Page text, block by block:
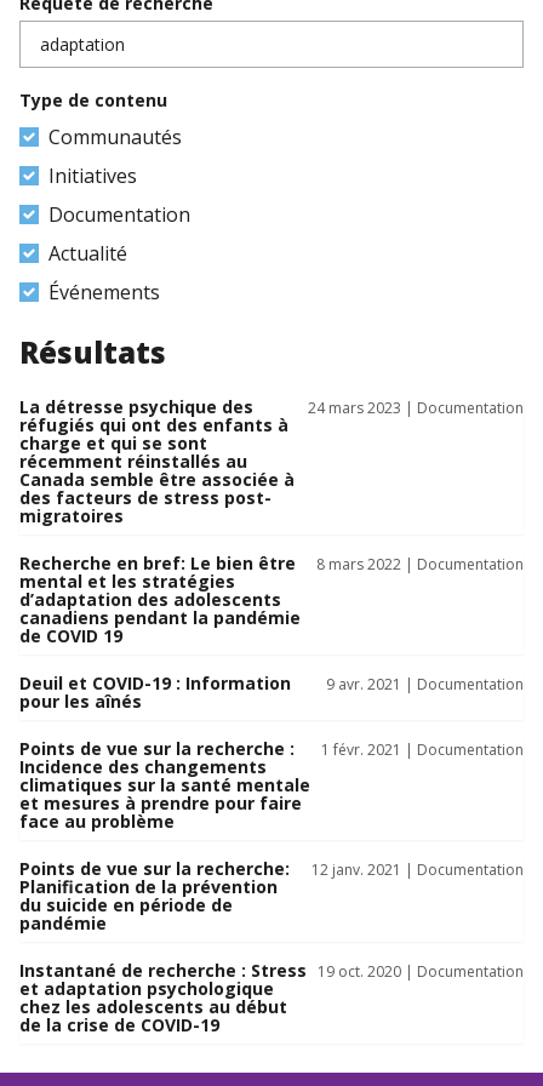
Type de contenu
Communautés
Initiatives
Documentation
Actualité
Événements
Résultats
La détresse psychique des
réfugiés qui ont des enfants à
charge et qui se sont
récemment réinstallés au
Canada semble être associée à
des facteurs de stress post-
migratoires
24 mars 2023 | Documentation
Recherche en bref: Le bien être
mental et les stratégies
d’adaptation des adolescents
canadiens pendant la pandémie
de COVID 19
8 mars 2022 | Documentation
Deuil et COVID-19 : Information
pour les aînés
9 avr. 2021 | Documentation
Points de vue sur la recherche :
Incidence des changements
climatiques sur la santé mentale
et mesures à prendre pour faire
face au problème
1 févr. 2021 | Documentation
Points de vue sur la recherche:
Planification de la prévention
du suicide en période de
pandémie
12 janv. 2021 | Documentation
Instantané de recherche : Stress
et adaptation psychologique
chez les adolescents au début
de la crise de COVID-19
19 oct. 2020 | Documentation